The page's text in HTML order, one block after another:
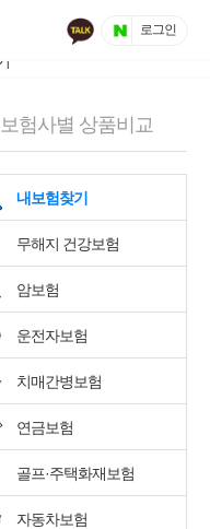
로그인
보험사별 상품비교
내보험찾기
무해지 건강보험
암보험
운전자보험
치매간병보험
연금보험
골프·주택화재보험
자동차보험